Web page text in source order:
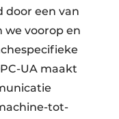
door een van
we voorop en
UA maakt
tot-